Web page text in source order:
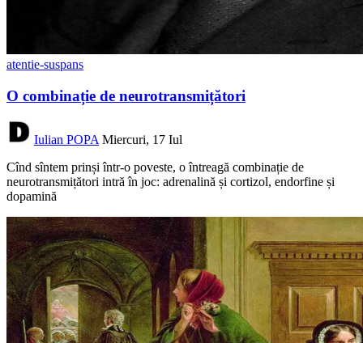
atentie-suspans
O combinație de neurotransmițători
Iulian POPA Miercuri, 17 Iul
Cînd sîntem prinși într-o poveste, o întreagă combinație de
neurotransmițători intră în joc: adrenalină și cortizol, endorfine și
dopamină